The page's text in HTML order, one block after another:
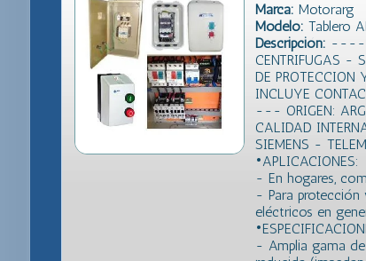
Marca: Motorarg
Modelo: Tablero
Descripción: -----
CENTRIFUGAS -
DE PROTECCION
INCLUYE
--- ORIGEN:
CALIDAD
SIEMENS -
•APLICACIONES:
- En hogares,
- Para
eléctricos en
- Amplia gama